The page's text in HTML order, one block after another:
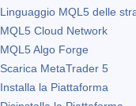
Linguaggio MQL5 delle
MQL5 Cloud Network
MQL5 Algo Forge
Scarica MetaTrader 5
Installa la Piattaforma